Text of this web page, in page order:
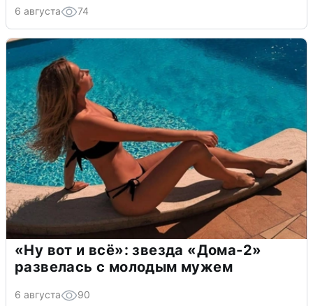
6 августа 74
«Ну вот и всё»: звезда «Дома-2»
развелась с молодым мужем
6 августа 90